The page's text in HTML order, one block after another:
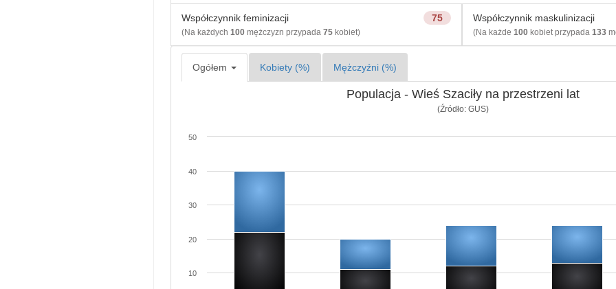
75
Współczynnik feminizacji
(Na każdych 100mężczyzn przypada 75kobiet)
Współczynnik maskulinizacji
(Na każde 100kobiet przypada 133
Ogółem Kobiety (%) Mężczyźni (%)
Populacja - Wieś Szaciły na przestrzeni lat
(Źródło: GUS)
10
20
30
40
50